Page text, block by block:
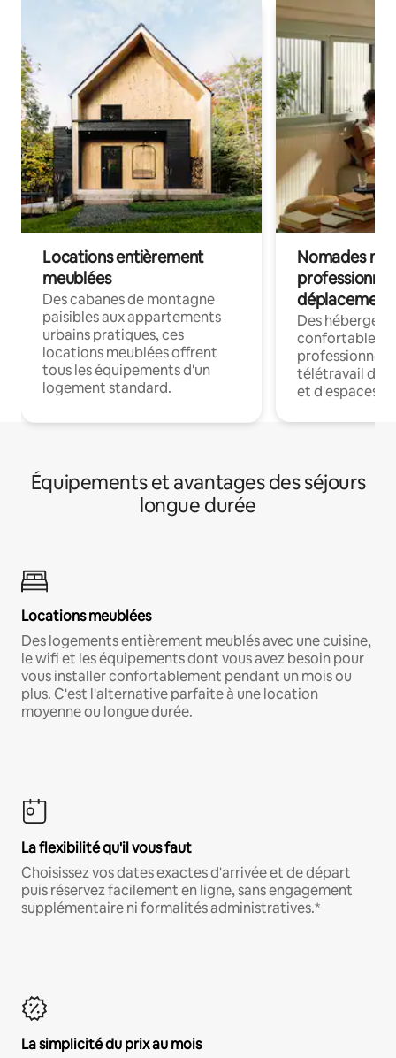
Locations entièrement
meublées
Des cabanes de montagne
paisibles aux appartements
urbains pratiques, ces
locations meublées offrent
tous les équipements d'un
logement standard.
Nomades
déplacement
Des
confortables
professionnels
télétravail
et d'espaces
Équipements et avantages des séjours
longue durée
Locations meublées
Des logements entièrement meublés avec une cuisine,
le wifi et les équipements dont vous avez besoin pour
vous installer confortablement pendant un mois ou
plus. C'est l'alternative parfaite à une location
moyenne ou longue durée.
La flexibilité qu'il vous faut
Choisissez vos dates exactes d'arrivée et de départ
puis réservez facilement en ligne, sans engagement
supplémentaire ni formalités administratives.*
La simplicité du prix au mois